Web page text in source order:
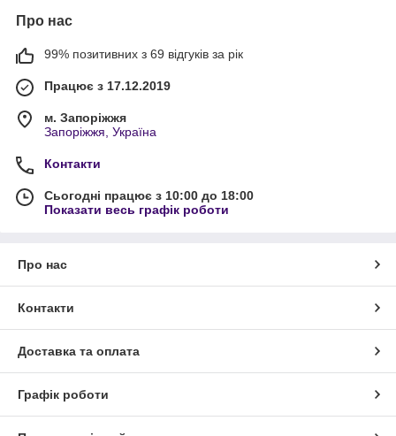
Про нас
99% позитивних з 69 відгуків за рік
Працює з 17.12.2019
м. Запоріжжя
Запоріжжя, Україна
Контакти
Сьогодні працює з 10:00 до 18:00
Показати весь графік роботи
Про нас
Контакти
Доставка та оплата
Графік роботи